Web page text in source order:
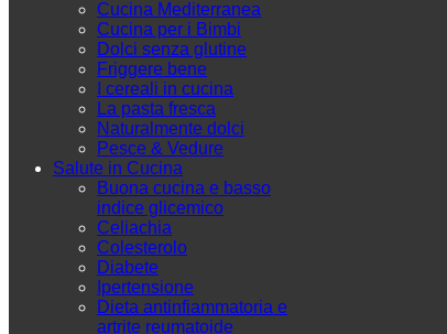
Cucina Mediterranea
Cucina per i Bimbi
Dolci senza glutine
Friggere bene
I cereali in cucina
La pasta fresca
Naturalmente dolci
Pesce & Vedure
Salute in Cucina
Buona cucina e basso
indice glicemico
Celiachia
Colesterolo
Diabete
Ipertensione
Dieta antinfiammatoria e
artrite reumatoide